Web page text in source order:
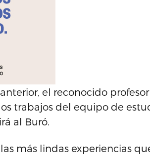
el reconocido
trabajos del equipo de
al Buró.
más lindas experiencias